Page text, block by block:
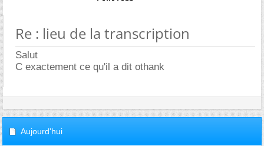
Re : lieu de la transcription
Salut
C exactement ce qu'il a dit othank
Aujourd'hui